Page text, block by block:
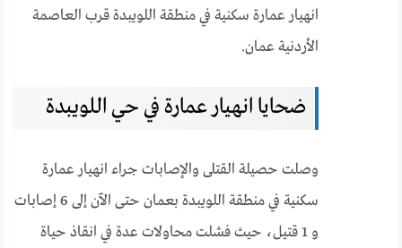
انهيار عمارة سكنية في منطقة اللويبدة قرب العاصمة
الأردنية عمان.
ضحايا انهيار عمارة في حي اللويبدة
وصلت حصيلة القتلى والإصابات جراء انهيار عمارة
سكنية في منطقة اللويبدة بعمان حتى الآن إلى 6 إصابات
و 1 قتيل، حيث فشلت محاولات عدة في انقاذ حياة